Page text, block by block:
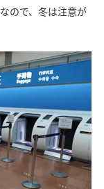
ので、冬は注意が